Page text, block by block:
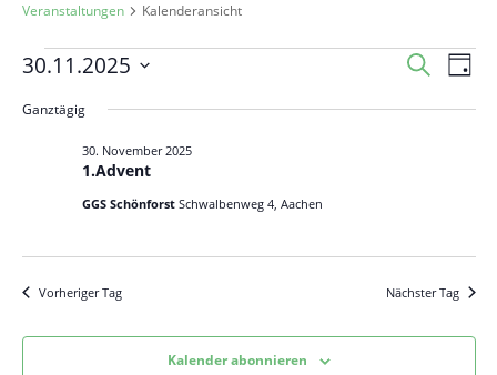
Veranstaltungen Kalenderansicht
Veranstaltungen
30.
November
2025
und
Suche
Tag
30.11.2025
wählen.
Ganztägig
1.Advent
30. November 2025
GGS Schönforst Schwalbenweg 4, Aachen
Vorheriger Tag Nächster Tag
Kalender abonnieren